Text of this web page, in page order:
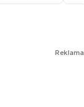
Reklama